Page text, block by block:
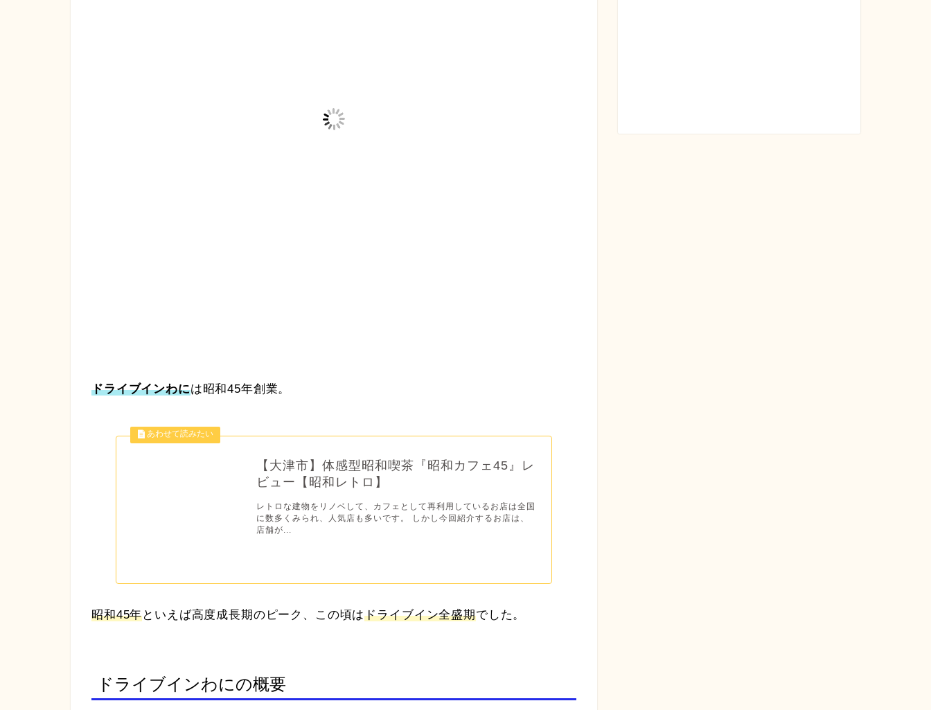
ドライブインわには昭和45年創業。
【大津市】体感型昭和喫茶『昭和カフェ45』レ
ビュー【昭和レトロ】
レトロな建物をリノベして、カフェとして再利用しているお店は全国
に数多くみられ、人気店も多いです。 しかし今回紹介するお店は、
店舗が...
昭和45年といえば高度成長期のピーク、この頃はドライブイン全盛期でした。
ドライブインわにの概要